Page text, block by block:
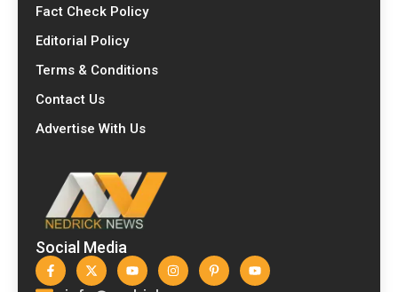
Fact Check Policy
Editorial Policy
Terms & Conditions
Contact Us
Advertise With Us
Social Media